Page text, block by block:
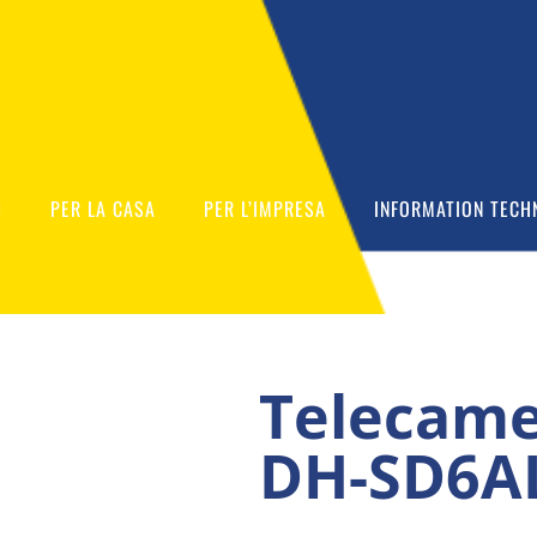
PER LA CASA PER L’IMPRESA INFORMATION
DH-